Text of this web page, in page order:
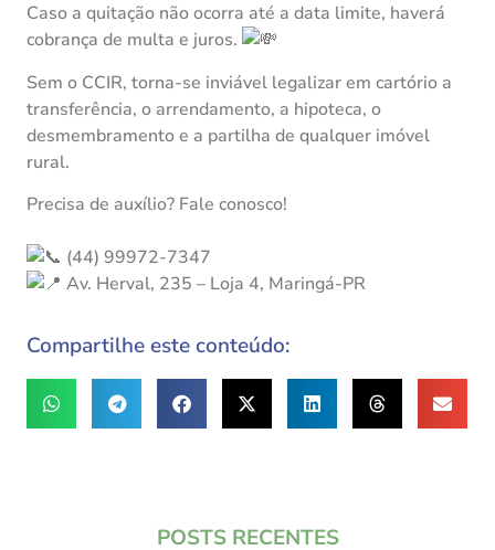
Caso a quitação não ocorra até a data limite, haverá
cobrança de multa e juros.
Sem o CCIR, torna-se inviável legalizar em cartório a
transferência, o arrendamento, a hipoteca, o
desmembramento e a partilha de qualquer imóvel
rural.
Precisa de auxílio? Fale conosco!
(44) 99972-7347
Av. Herval, 235 – Loja 4, Maringá-PR
Compartilhe este conteúdo:
POSTS RECENTES